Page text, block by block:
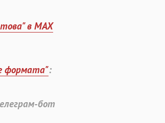
в MAX
формата":
бот